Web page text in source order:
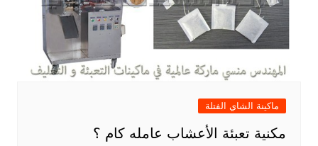
ماكينة الشاي الفتلة
مكنية تعبئة الأعشاب عامله كام ؟